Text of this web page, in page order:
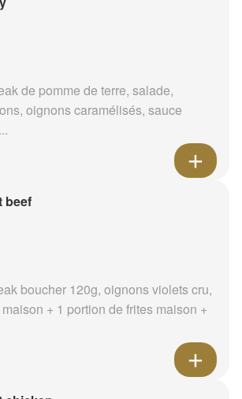
de pomme de terre, salade,
oignons caramélisés, sauce
beef
boucher 120g, oignons violets cru,
+ 1 portion de frites maison +